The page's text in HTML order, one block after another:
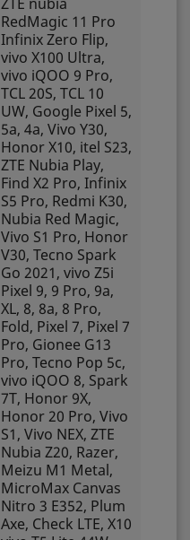
RedMagic 11 Pro
Infinix Zero Flip,
vivo X100 Ultra,
vivo iQOO 9 Pro,
TCL 20S, TCL 10
UW, Google Pixel 5,
5a, 4a, Vivo Y30,
Honor X10, itel S23,
ZTE Nubia Play,
Find X2 Pro, Infinix
S5 Pro, Redmi K30,
Nubia Red Magic,
Vivo S1 Pro, Honor
V30, Tecno Spark
Go 2021, vivo Z5i
Pixel 9, 9 Pro, 9a,
XL, 8, 8a, 8 Pro,
Fold, Pixel 7, Pixel 7
Pro, Gionee G13
Pro, Tecno Pop 5c,
vivo iQOO 8, Spark
7T, Honor 9X,
Honor 20 Pro, Vivo
S1, Vivo NEX, ZTE
Nubia Z20, Razer,
Meizu M1 Metal,
MicroMax Canvas
Nitro 3 E352, Plum
Axe, Check LTE, X10